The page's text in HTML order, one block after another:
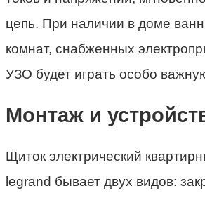
цепь. При наличии в доме
комнат, снабженных
УЗО будет играть особо
Монтаж и
Щиток электрический
legrand бывает двух видов: